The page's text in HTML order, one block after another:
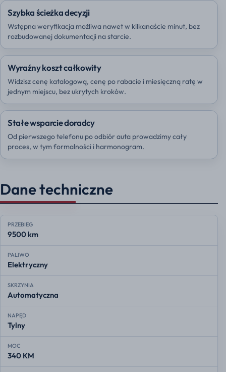
Szybka ścieżka decyzji
Wstępna weryfikacja możliwa nawet w kilkanaście minut, bez
rozbudowanej dokumentacji na starcie.
Wyraźny koszt całkowity
Widzisz cenę katalogową, cenę po rabacie i miesięczną ratę w
jednym miejscu, bez ukrytych kroków.
Stałe wsparcie doradcy
Od pierwszego telefonu po odbiór auta prowadzimy cały
proces, w tym formalności i harmonogram.
Dane techniczne
PRZEBIEG
9500 km
PALIWO
Elektryczny
SKRZYNIA
Automatyczna
NAPĘD
Tylny
MOC
340 KM